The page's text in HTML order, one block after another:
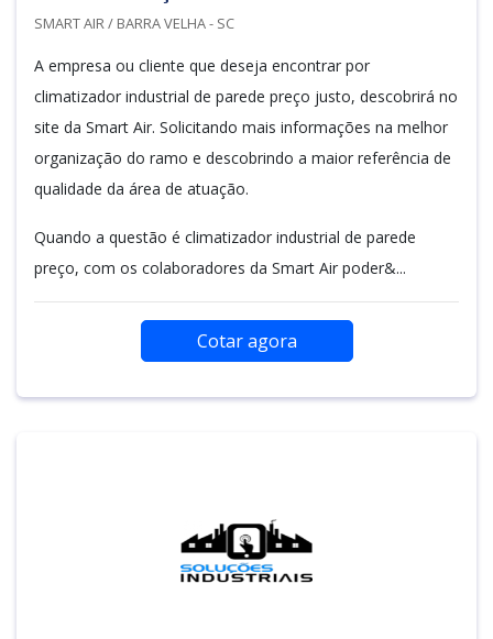
SMART AIR / BARRA VELHA - SC
A empresa ou cliente que deseja encontrar por
climatizador industrial de parede preço justo, descobrirá no
site da Smart Air. Solicitando mais informações na melhor
organização do ramo e descobrindo a maior referência de
qualidade da área de atuação.
Quando a questão é climatizador industrial de parede
preço, com os colaboradores da Smart Air poder&...
Cotar agora